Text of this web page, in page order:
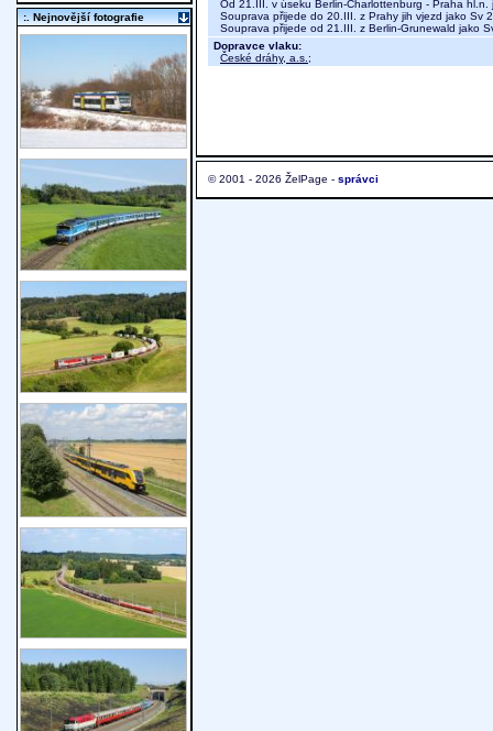
Od 21.III. v úseku Berlin-Charlottenburg - Praha
Souprava přijede do 20.III. z Prahy jih vjezd jako Sv
Souprava přijede od 21.III. z Berlin-Grunewald jako
Dopravce vlaku:
České dráhy, a.s. ;
© 2001 - 2026 ŽelPage - správci
:. Nejnovější fotografie